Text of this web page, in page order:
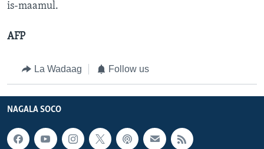
is-maamul.
AFP
La Wadaag Follow us
NAGALA SOCO